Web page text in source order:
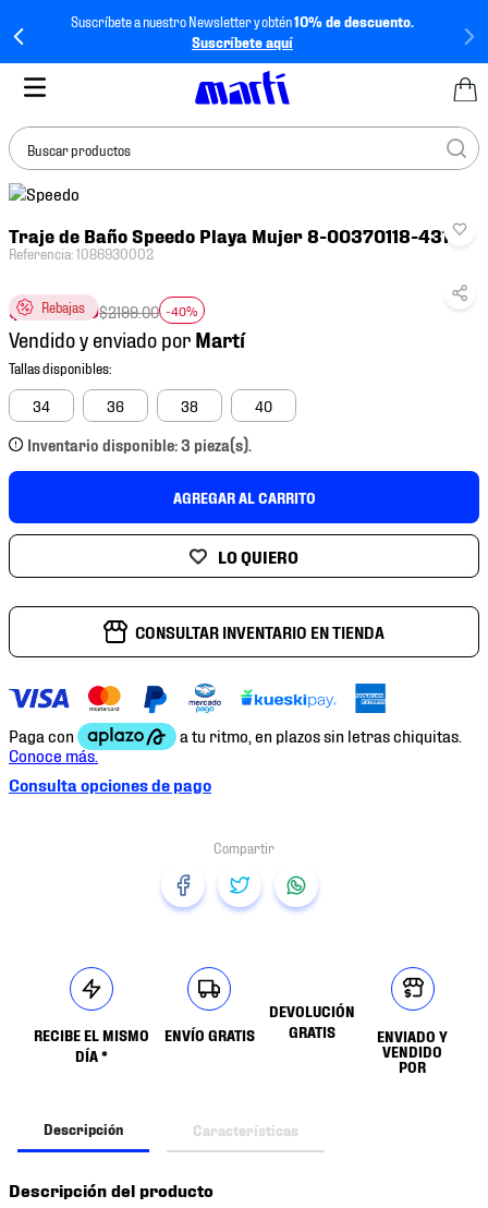
Suscríbete a nuestro Newsletter y obtén10% de descuento.
Suscríbete aquí
Buscar productos
Traje de Baño Speedo Playa Mujer 8-00370118-431
Referencia:1086930002
Rebajas
$1319.40$2199.00 -40%
Vendido y enviado por
34 36 38 40
Inventario disponible: 3 pieza(s).
AGREGAR AL CARRITO
CONSULTAR INVENTARIO EN TIENDA
Consulta opciones de pago
RECIBE EL MISMO
DÍA *
ENVÍO GRATIS
DEVOLUCIÓN
GRATIS
ENVIADO Y
VENDIDO
POR
Descripción Características
Descripción del producto
BUSCADOS
2.
tenis hombre
3.
tenis
4.
tenis futbol
5.
jersey
8.
mochilas
9.
tenis niño
10. tenis nike